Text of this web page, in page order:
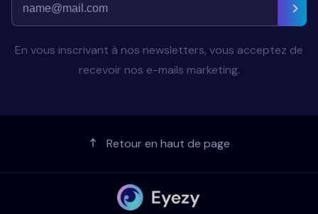
En vous inscrivant à nos newsletters, vous acceptez de
recevoir nos e-mails marketing.
Retour en haut de page